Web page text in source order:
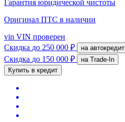
Гарантия юридической чистоты
Оригинал ПТС в наличии
vin VIN проверен
Скидка до 250 000 ₽ на автокредит
Скидка до 150 000 ₽
на Trade-In
Купить в кредит